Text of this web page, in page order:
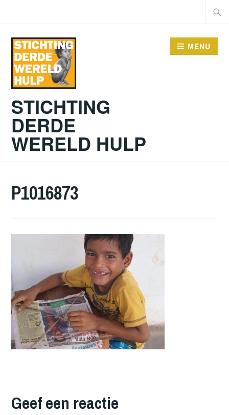
inhoud
STICHTING
DERDE
WERELD HULP
MENU
P1016873
Geef een reactie